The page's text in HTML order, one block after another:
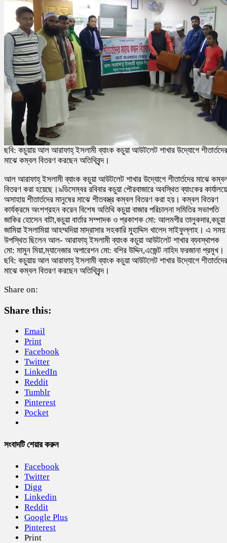
ছবি: কচুয়ায় আল আরাফাহ্ ইসলামী ব্যাংক কচুয়া আউটলেট শাখার উদ্যোগে শীতার্তদের
মাঝে কম্বল বিতরণ করছেন অতিথিবৃন্দ।
আল আরাফাহ্ ইসলামী ব্যাংক কচুয়া আউটলেট শাখার উদ্যোগে শীতার্তদের মাঝে
বিতরণ করা হয়েছে।৯ডিসেম্বর রবিবার কচুয়া পৌরবাজারে অবস্থিত ব্যাংকের কার্যালয়ে
অসাহায় শীতার্তদের মানুষের মাঝে শীতবস্ত্র কম্বল বিতরণ করা হয়। কম্বল বিতরণ
কার্যক্রমে অংশগ্রহন করেন বিশেষ অতিথি কচুয়া বাজার পরিচালনা সমিতির সভাপতি
জাকির হোসেন বাটা,কচুয়া বার্তার সম্পাদক ও প্রকাশক মো: আলমগীর তালুকদার,কচুয়া
জামিয়া ইসলামিয়া আহম্মদিয়া মাদ্রাসার সহকারি মুহাদ্দিস খালেদ সাইফুল্লাহ। এ সময়
উপস্থিত ছিলেন আল- আরাফাহ্ ইসলামী ব্যাংক কচুয়া আউটলেট শাখার ব্যবস্থাপক
মো: মামুন মিয়া,ম্যানেজার অপারেশন মো: বশির উদ্দিন,এজেন্ট নাহিদ ফরজানা প্রমূখ।
ছবি: কচুয়ায় আল আরাফাহ্ ইসলামী ব্যাংক কচুয়া আউটলেট শাখার উদ্যোগে শীতার্তদের
মাঝে কম্বল বিতরণ করছেন অতিথিবৃন্দ।
Share on:
Share this:
Email
Print
Facebook
Twitter
LinkedIn
Reddit
Tumblr
Pinterest
Pocket
সংবাদটি শেয়ার করুন
Facebook
Twitter
Digg
Linkedin
Reddit
Google Plus
Pinterest
Print